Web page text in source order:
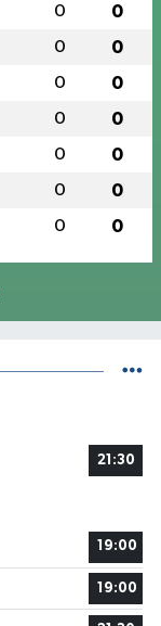
0 0
0 0
0 0
0 0
0 0
0 0
0 0
21:30
19:00
19:00